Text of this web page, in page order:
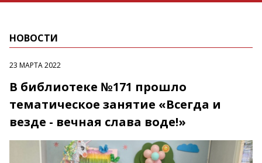
НОВОСТИ
23 МАРТА 2022
В библиотеке №171 прошло
тематическое занятие «Всегда и
везде - вечная слава воде!»